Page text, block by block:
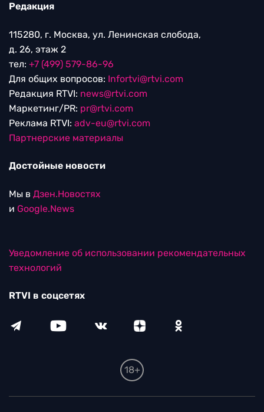
Редакция
115280, г. Москва, ул. Ленинская слобода,
д. 26, этаж 2
тел: +7 (499) 579-86-96
Для общих вопросов: Infortvi@rtvi.com
Редакция RTVI: news@rtvi.com
Маркетинг/PR: pr@rtvi.com
Реклама RTVI: adv-eu@rtvi.com
Партнерские материалы
Достойные новости
Мы в Дзен.Новостях
и Google.News
Уведомление об использовании рекомендательных
технологий
RTVI в соцсетях
18+